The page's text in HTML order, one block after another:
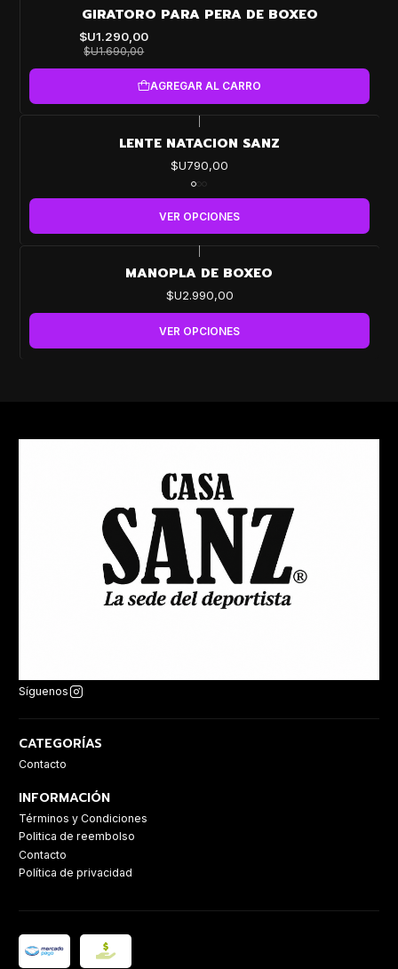
GIRATORO PARA PERA DE BOXEO
$U1.290,00
$U1.690,00
AGREGAR AL CARRO
LENTE NATACION SANZ
$U790,00
VER OPCIONES
MANOPLA DE BOXEO
$U2.990,00
VER OPCIONES
Síguenos
CATEGORÍAS
Contacto
INFORMACIÓN
Términos y Condiciones
Politica de reembolso
Contacto
Política de privacidad